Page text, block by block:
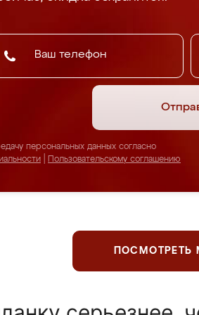
персональных данных согласно
Пользовательскому соглашению
ПОСМОТРЕТЬ